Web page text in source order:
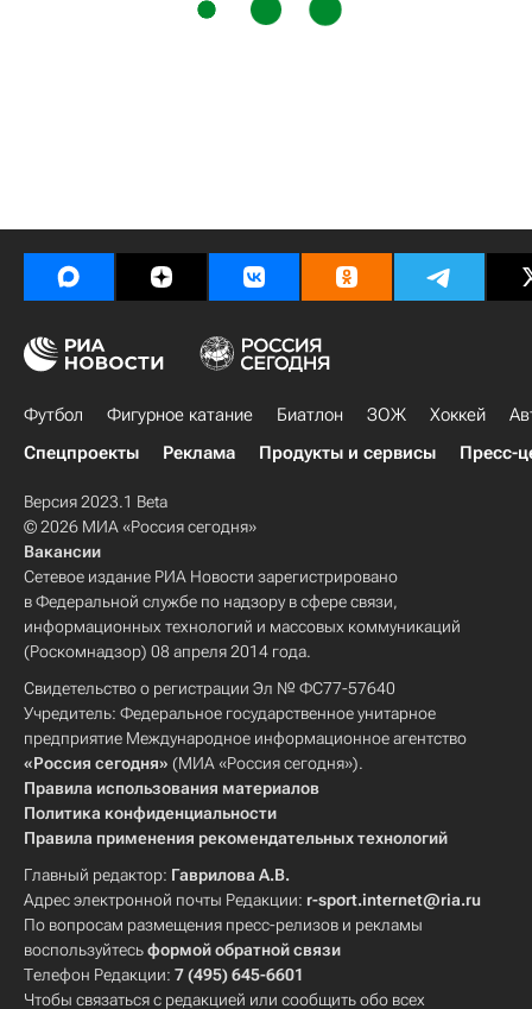
Футбол Фигурное катание Биатлон ЗОЖ Хоккей
Спецпроекты
Реклама Продукты и сервисы Пресс-
Версия 2023.1 Beta
© 2026 МИА «Россия сегодня»
Вакансии
Сетевое издание РИА Новости зарегистрировано
в Федеральной службе по надзору в сфере связи,
информационных технологий и массовых коммуникаций
(Роскомнадзор) 08 апреля 2014 года.
Свидетельство о регистрации Эл № ФС77-57640
Учредитель: Федеральное государственное унитарное
предприятие Международное информационное агентство
«Россия сегодня» (МИА «Россия сегодня»).
Правила использования материалов
Политика конфиденциальности
Правила применения рекомендательных технологий
Главный редактор: Гаврилова А.В.
Адрес электронной почты Редакции: r-sport.internet@ria.ru
По вопросам размещения пресс-релизов и рекламы
воспользуйтесьформой обратной связи
Телефон Редакции: 7 (495) 645-6601
Чтобы связаться с редакцией или сообщить обо всех